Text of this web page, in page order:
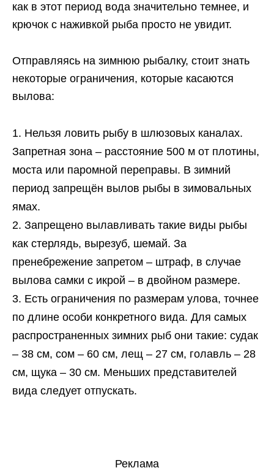
как в этот период вода значительно темнее, и
крючок с наживкой рыба просто не увидит.
Отправляясь на зимнюю рыбалку, стоит знать
некоторые ограничения, которые касаются
вылова:
Нельзя ловить рыбу в шлюзовых каналах.
Запретная зона – расстояние 500 м от плотины,
моста или паромной переправы. В зимний
период запрещён вылов рыбы в зимовальных
ямах.
Запрещено вылавливать такие виды рыбы
как стерлядь, вырезуб, шемай. За
пренебрежение запретом – штраф, в случае
вылова самки с икрой – в двойном размере.
Есть ограничения по размерам улова, точнее
по длине особи конкретного вида. Для самых
распространенных зимних рыб они такие: судак
– 38 см, сом – 60 см, лещ – 27 см, голавль – 28
см, щука – 30 см. Меньших представителей
вида следует отпускать.
Реклама